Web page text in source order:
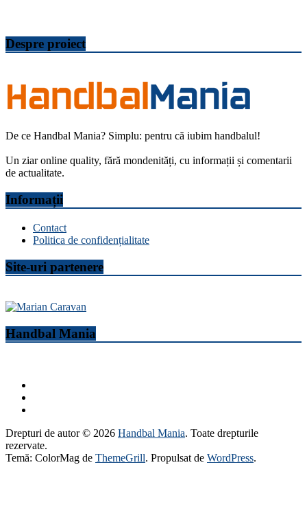
Despre proiect
De ce Handbal Mania? Simplu: pentru că iubim handbalul!
Un ziar online quality, fără mondenități, cu informații și comentarii
de actualitate.
Informații
Contact
Politica de confidențialitate
Site-uri partenere
Handbal Mania
Drepturi de autor © 2026 Handbal Mania. Toate drepturile
rezervate.
Temă: ColorMag de ThemeGrill. Propulsat de WordPress.